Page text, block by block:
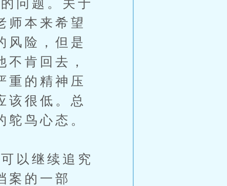
问题。关于
师本来希望
风险，但是
肯回去，
重的精神压
该很低。总
鸟心态。
以继续追究
案的一部